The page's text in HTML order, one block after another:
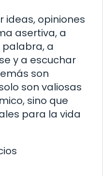
ideas, opiniones
asertiva, a
a
y a escuchar
son
son valiosas
sino que
para la vida